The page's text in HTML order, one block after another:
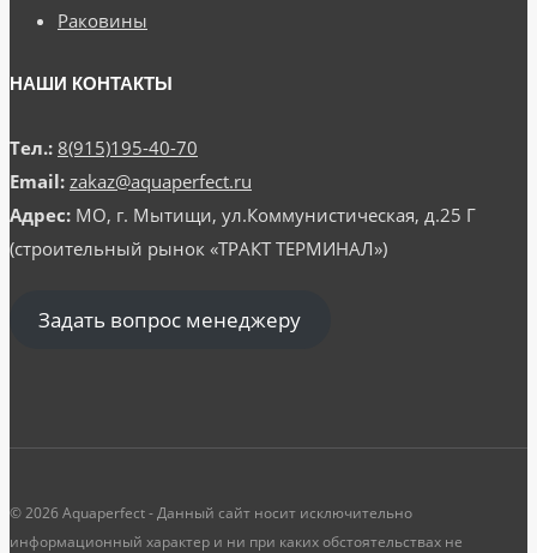
Раковины
НАШИ КОНТАКТЫ
Тел.: 8(915)195-40-70
Email: zakaz@aquaperfect.ru
Адрес: МО, г. Мытищи, ул.Коммунистическая, д.25 Г
(строительный рынок «ТРАКТ ТЕРМИНАЛ»)
Задать вопрос менеджеру
© 2026 Aquaperfect - Данный сайт носит исключительно
информационный характер и ни при каких обстоятельствах не